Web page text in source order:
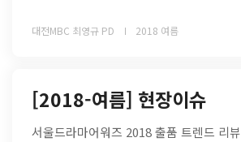
대전MBC 최영규 PD 2018 여름
[2018-여름] 현장이슈
서울드라마어워즈 2018 출품 트렌드 리뷰